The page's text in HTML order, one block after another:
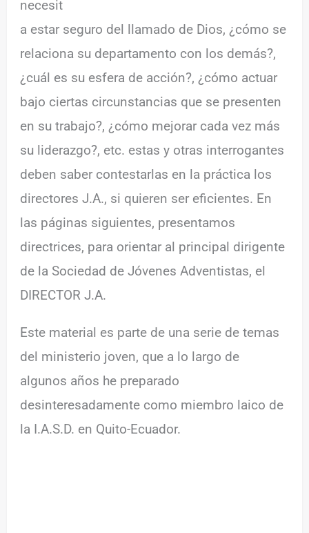
necesit
a estar seguro del llamado de Dios, ¿cómo se
relaciona su departamento con los demás?,
¿cuál es su esfera de acción?, ¿cómo actuar
bajo ciertas circunstancias que se presenten
en su trabajo?, ¿cómo mejorar cada vez más
su liderazgo?, etc. estas y otras interrogantes
deben saber contestarlas en la práctica los
directores J.A., si quieren ser eficientes. En
las páginas siguientes, presentamos
directrices, para orientar al principal dirigente
de la Sociedad de Jóvenes Adventistas, el
DIRECTOR J.A.
Este material es parte de una serie de temas
del ministerio joven, que a lo largo de
algunos años he preparado
desinteresadamente como miembro laico de
la I.A.S.D. en Quito-Ecuador.